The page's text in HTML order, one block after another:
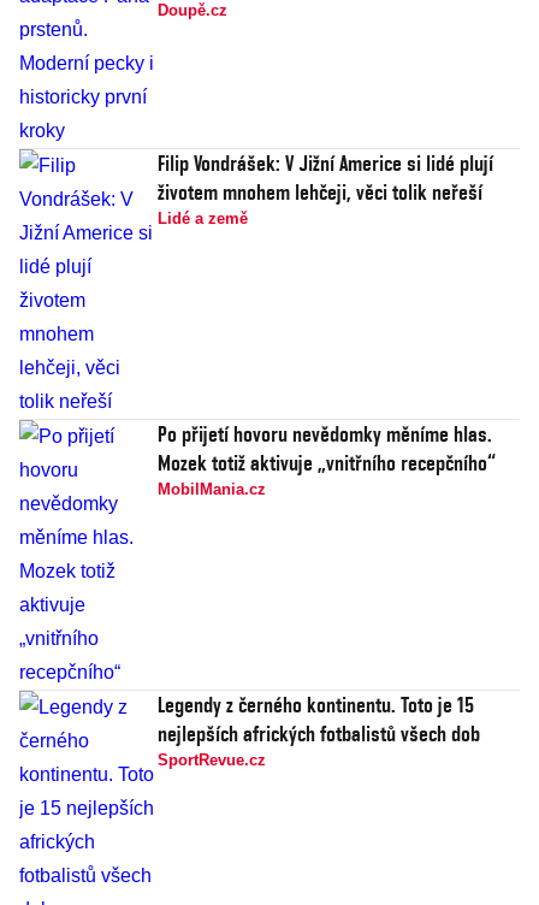
Doupě.cz
Filip Vondrášek: V Jižní Americe si lidé plují
životem mnohem lehčeji, věci tolik neřeší
Lidé a země
Po přijetí hovoru nevědomky měníme hlas.
Mozek totiž aktivuje „vnitřního recepčního“
MobilMania.cz
Legendy z černého kontinentu. Toto je 15
nejlepších afrických fotbalistů všech dob
SportRevue.cz